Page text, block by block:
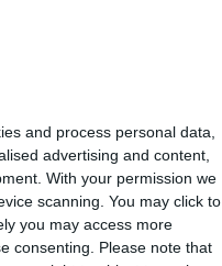
and process personal data,
advertising and content,
With your permission we
scanning. You may click to
you may access more
consenting.
Please note that
2
CANALES